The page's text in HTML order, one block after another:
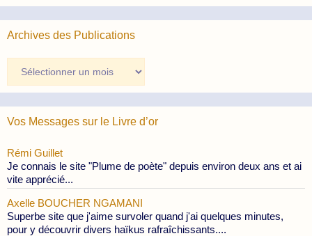
Archives des Publications
des
Publications
Vos Messages sur le Livre d’or
Rémi Guillet
Je connais le site "Plume de poète" depuis environ deux ans et ai
vite apprécié...
Axelle BOUCHER NGAMANI
Superbe site que j'aime survoler quand j'ai quelques minutes,
pour y découvrir divers haïkus rafraîchissants....